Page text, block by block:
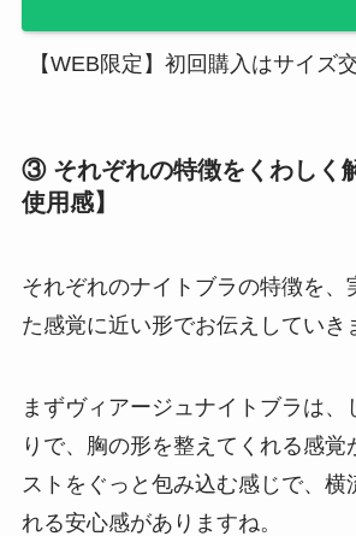
【WEB限定】初回購入はサイズ
③ それぞれの特徴をくわしく
使用感】
それぞれのナイトブラの特徴を、
た感覚に近い形でお伝えしていき
まずヴィアージュナイトブラは、
りで、胸の形を整えてくれる感覚
ストをぐっと包み込む感じで、横
れる安心感がありますね。